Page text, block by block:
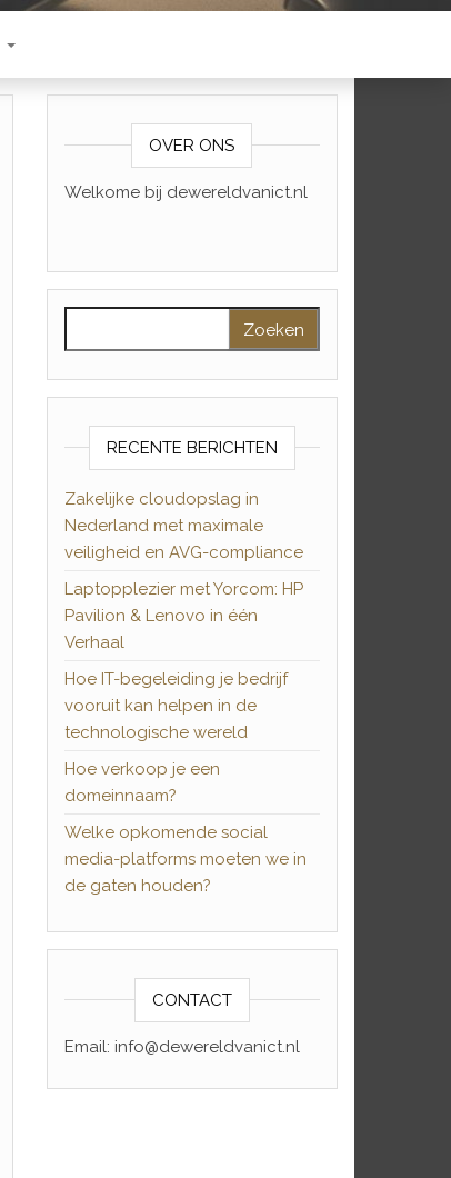
OVER ONS
Welkome bij dewereldvanict.nl
RECENTE BERICHTEN
Zakelijke cloudopslag in
Nederland met maximale
veiligheid en AVG-compliance
Laptopplezier met Yorcom: HP
Pavilion & Lenovo in één
Verhaal
Hoe IT-begeleiding je bedrijf
vooruit kan helpen in de
technologische wereld
Hoe verkoop je een
domeinnaam?
Welke opkomende social
media-platforms moeten we in
de gaten houden?
CONTACT
Email: info@dewereldvanict.nl